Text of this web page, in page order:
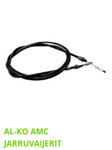
AL-KO AMC
JARRUVAIJERIT